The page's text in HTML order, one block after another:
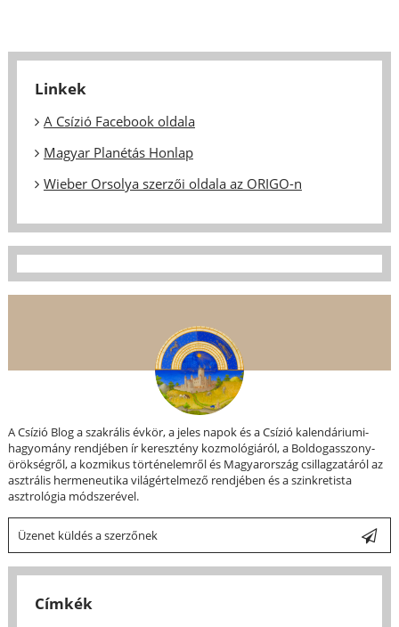
Linkek
A Csízió Facebook oldala
Magyar Planétás Honlap
Wieber Orsolya szerzői oldala az ORIGO-n
A Csízió Blog a szakrális évkör, a jeles napok és a Csízió kalendáriumi-
hagyomány rendjében ír keresztény kozmológiáról, a Boldogasszony-
örökségről, a kozmikus történelemről és Magyarország csillagzatáról az
asztrális hermeneutika világértelmező rendjében és a szinkretista
asztrológia módszerével.
Üzenet küldés a szerzőnek
Címkék